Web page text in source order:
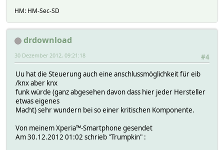
HM: HM-Sec-SD
drdownload
#4
30 Dezember 2012, 09:21:18
Uu hat die Steuerung auch eine anschlussmöglichkeit für eib
/knx aber knx
funk würde (ganz abgesehen davon dass hier jeder Hersteller
etwas eigenes
Macht) sehr wundern bei so einer kritischen Komponente.
Von meinem Xperia™-Smartphone gesendet
Am 30.12.2012 01:02 schrieb "Trumpkin" :